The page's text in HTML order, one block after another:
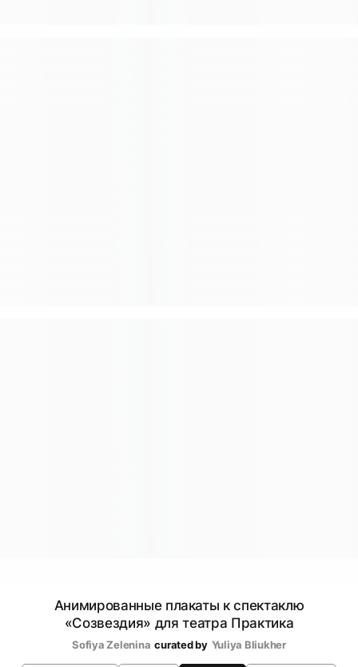
Анимированные плакаты к спектаклю
«Созвездия» для театра Практика
Sofiya Zelenina curated by Yuliya Bliukher